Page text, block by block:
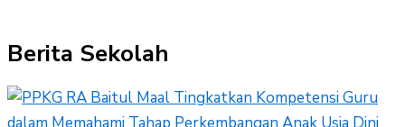
Berita Sekolah